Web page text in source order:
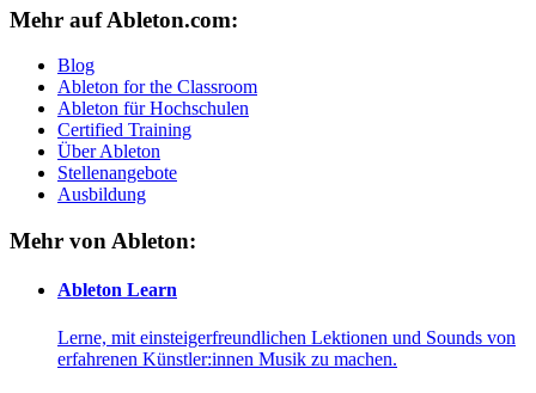
Mehr auf Ableton.com:
Blog
Ableton for the Classroom
Ableton für Hochschulen
Certified Training
Über Ableton
Stellenangebote
Ausbildung
Mehr von Ableton:
Ableton Learn
Lerne, mit einsteigerfreundlichen Lektionen und Sounds von
erfahrenen Künstler:innen Musik zu machen.